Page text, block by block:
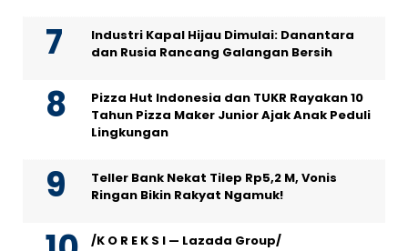
Industri Kapal Hijau Dimulai: Danantara
dan Rusia Rancang Galangan Bersih
Pizza Hut Indonesia dan TUKR Rayakan 10
Tahun Pizza Maker Junior Ajak Anak Peduli
Lingkungan
Teller Bank Nekat Tilep Rp5,2 M, Vonis
Ringan Bikin Rakyat Ngamuk!
/K O R E K S I — Lazada Group/